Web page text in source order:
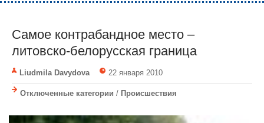
Самое контрабандное место –
литовско-белорусская граница
Liudmila Davydova 22 января 2010
Отключенные категории / Происшествия